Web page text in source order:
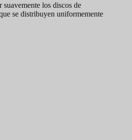
los discos de
se distribuyen uniformemente